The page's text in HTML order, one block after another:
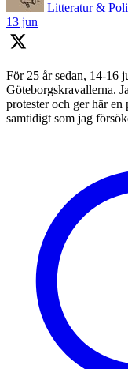
Litteratur &
13 jun
För 25 år sedan, 14-16
Göteborgskravallerna.
protester och ger här
samtidigt som jag